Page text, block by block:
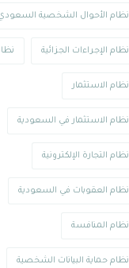
نظام الأحوال الشخصية
نظام الإجراءات الجزائية
نظام الاستثمار
نظام الاستثمار في السعودية
نظام التجارة الإلكترونية
نظام العقوبات في السعودية
نظام المنافسة
نظام حماية البيانات الشخصية